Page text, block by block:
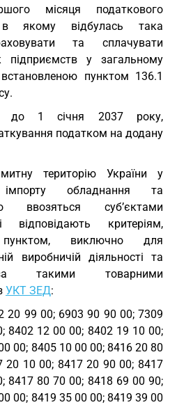
місяця податкового
в якому відбулась така
та сплачувати
підприємств у загальному
пунктом 136.1
до 1 січня 2037 року,
податком на додану
територію України у
обладнання та
ввозяться суб’єктами
відповідають критеріям,
виключно для
виробничій діяльності та
за такими товарними
УКТ ЗЕД:
20 99 00; 6903 90 90 00; 7309
8402 12 00 00; 8402 19 10 00;
00; 8405 10 00 00; 8416 20 80
20 10 00; 8417 20 90 00; 8417
8417 80 70 00; 8418 69 00 90;
00; 8419 35 00 00; 8419 39 00